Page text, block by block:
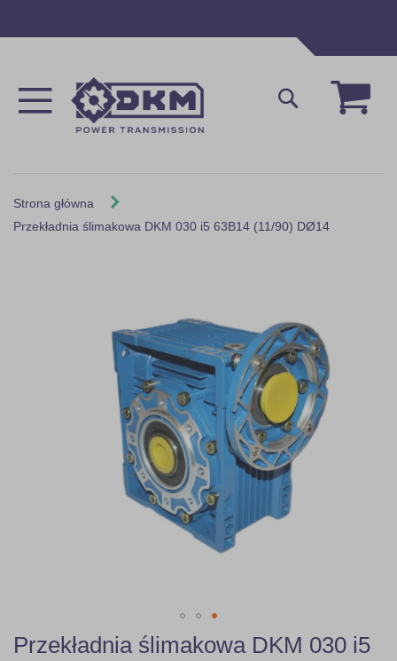
Mój
Szukaj
Strona główna
Przekładnia ślimakowa DKM 030 i5 63B14 (11/90) DØ14
Skip
toPrzekładnia ślimakowa DKM 030 i5